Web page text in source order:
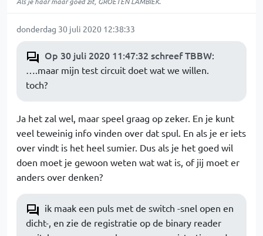
donderdag 30 juli 2020 12:38:33
Op 30 juli 2020 11:47:32 schreef TBBW:
….maar mijn test circuit doet wat we willen.
toch?
Ja het zal wel, maar speel graag op zeker. En je kunt
veel teweinig info vinden over dat spul. En als je er iets
over vindt is het heel sumier. Dus als je het goed wil
doen moet je gewoon weten wat wat is, of jij moet er
anders over denken?
ik maak een puls met de switch -snel open en
dicht-, en zie de registratie op de binary reader